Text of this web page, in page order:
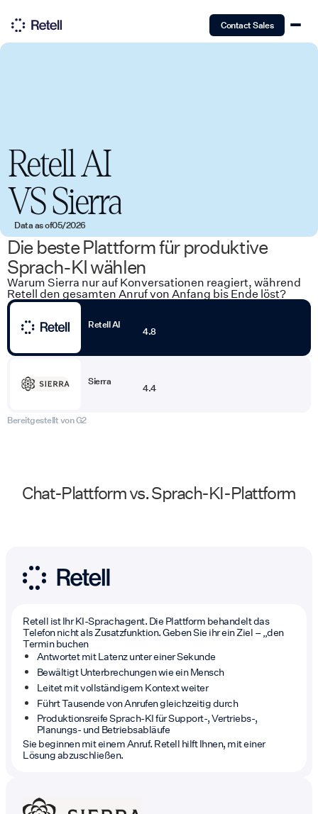
Contact Sales
Retell AI
VSSierra
Data as of05/2026
Die beste Plattform für produktive
Sprach-KI wählen
Warum Sierra nur auf Konversationen reagiert, während
Retell den gesamten Anruf von Anfang bis Ende löst?
Retell AI
4.8
Sierra
4.4
Bereitgestellt von G2
Chat-Plattform vs. Sprach-KI-Plattform
Retell ist Ihr KI-Sprachagent. Die Plattform behandelt das
Telefon nicht als Zusatzfunktion. Geben Sie ihr ein Ziel – „den
Termin buchen
Antwortet mit Latenz unter einer Sekunde
Bewältigt Unterbrechungen wie ein Mensch
Leitet mit vollständigem Kontext weiter
Führt Tausende von Anrufen gleichzeitig durch
Produktionsreife Sprach-KI für Support-, Vertriebs-,
Planungs- und Betriebsabläufe
Sie beginnen mit einem Anruf. Retell hilft Ihnen, mit einer
Lösung abzuschließen.